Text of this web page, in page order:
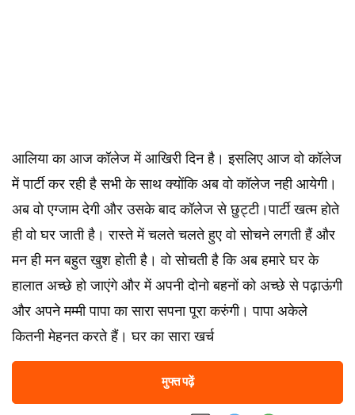
आलिया का आज कॉलेज में आखिरी दिन है। इसलिए आज वो कॉलेज
में पार्टी कर रही है सभी के साथ क्योंकि अब वो कॉलेज नही आयेगी।
अब वो एग्जाम देगी और उसके बाद कॉलेज से छुट्टी।पार्टी खत्म होते
ही वो घर जाती है। रास्ते में चलते चलते हुए वो सोचने लगती हैं और
मन ही मन बहुत खुश होती है। वो सोचती है कि अब हमारे घर के
हालात अच्छे हो जाएंगे और में अपनी दोनो बहनों को अच्छे से पढ़ाऊंगी
और अपने मम्मी पापा का सारा सपना पूरा करुंगी। पापा अकेले
कितनी मेहनत करते हैं। घर का सारा खर्च
मुफ्त पढ़ें